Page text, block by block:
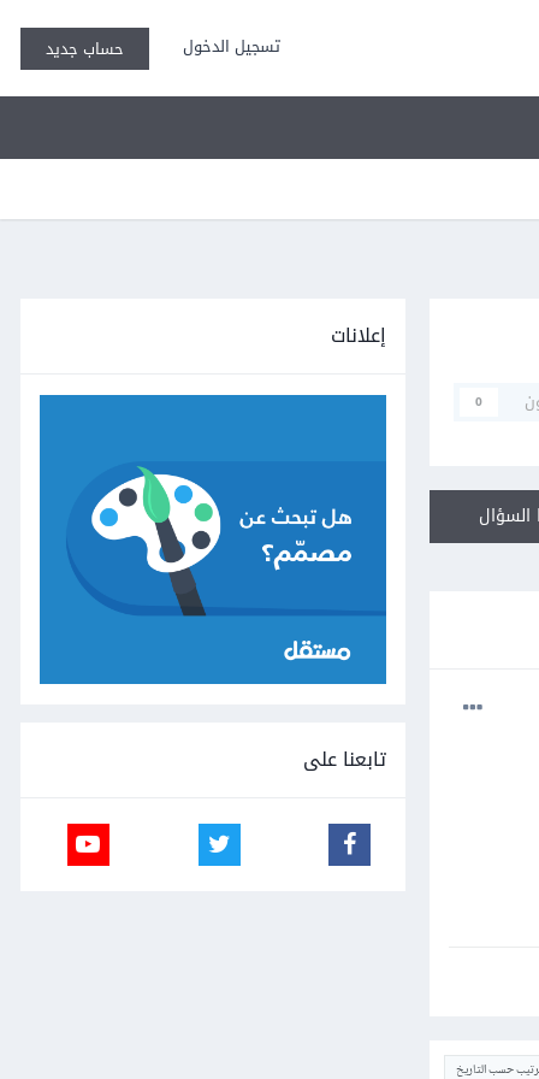
تسجيل الدخول حساب جديد
0
حسب التاريخ
إعلانات
تابعنا على